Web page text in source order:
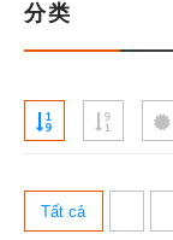
分类
Tất cả